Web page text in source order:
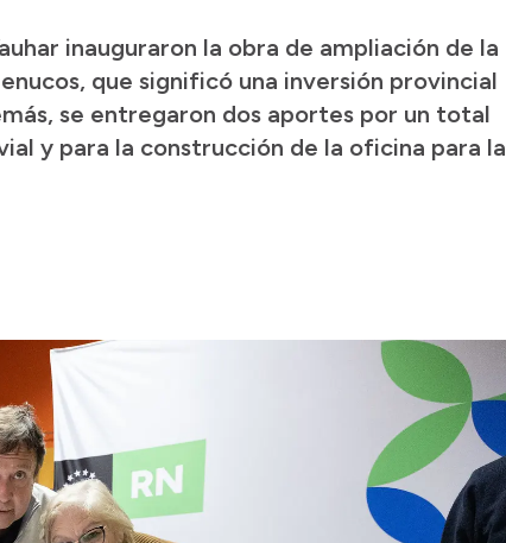
inauguraron la obra de ampliación de la
que significó una inversión provincial
se entregaron dos aportes por un total
y para la construcción de la oficina para la